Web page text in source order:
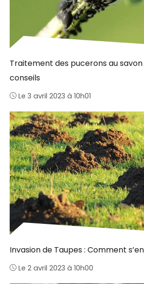
Traitement des pucerons au
conseils
Le 3 avril 2023 à 10h01
Invasion de Taupes : Comment
Le 2 avril 2023 à 10h00